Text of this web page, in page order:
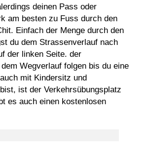
deinen Pass oder
am besten zu Fuss durch den
Einfach der Menge durch den
du dem Strassenverlauf nach
der linken Seite. der
Wegverlauf folgen bis du eine
mit Kindersitz und
ist der Verkehrsübungsplatz
es auch einen kostenlosen